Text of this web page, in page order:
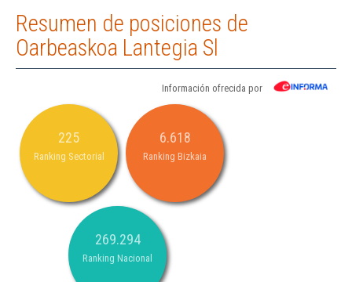
Resumen de posiciones de
Oarbeaskoa Lantegia Sl
Información ofrecida por
225
Ranking Sectorial
6.618
Ranking Bizkaia
269.294
Ranking Nacional